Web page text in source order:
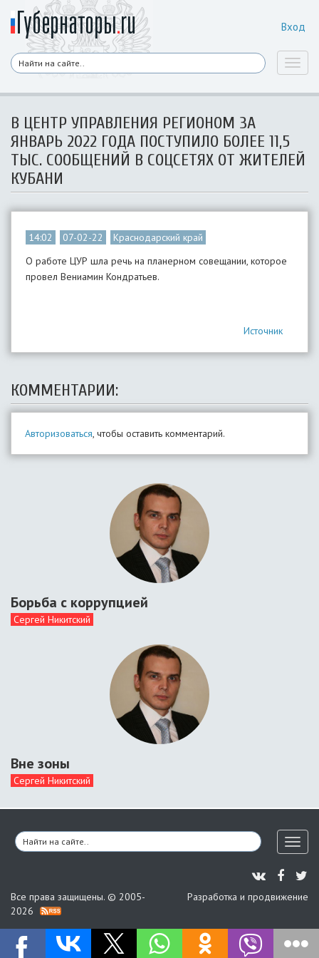
Вход
В ЦЕНТР УПРАВЛЕНИЯ РЕГИОНОМ ЗА
ЯНВАРЬ 2022 ГОДА ПОСТУПИЛО БОЛЕЕ 11,5
ТЫС. СООБЩЕНИЙ В СОЦСЕТЯХ ОТ ЖИТЕЛЕЙ
КУБАНИ
14:02 07-02-22
Краснодарский край
О работе ЦУР шла речь на планерном совещании, которое
провел Вениамин Кондратьев.
Источник
КОММЕНТАРИИ:
Авторизоваться, чтобы оставить комментарий.
Борьба с коррупцией
Сергей Никитский
Вне зоны
Сергей Никитский
Все права защищены. © 2005-
2026
Разработка и продвижение